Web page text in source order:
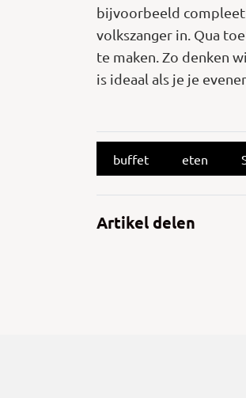
bijvoorbeeld compleet
volkszanger in. Qua
te maken. Zo denken
is ideaal als je je
buffet eten
Artikel delen